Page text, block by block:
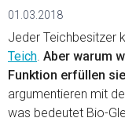
01.03.2018
Jeder Teichbesitzer
Teich Aber warum
Funktion erfüllen
argumentieren mit
was bedeutet Bio-